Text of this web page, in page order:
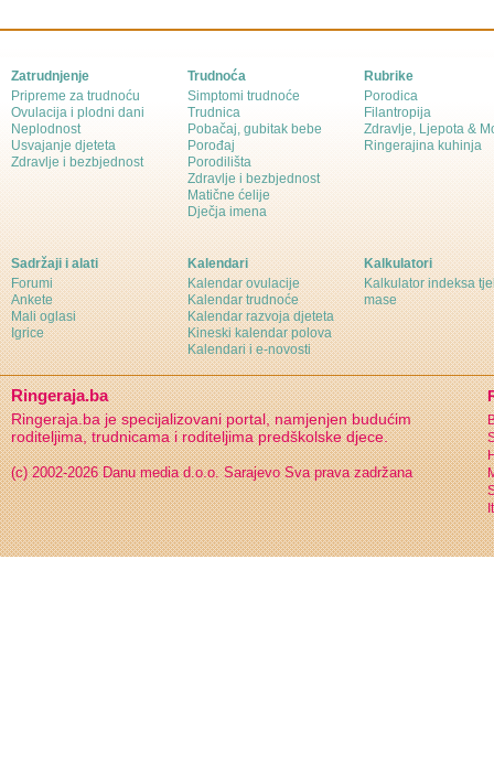
Zatrudnjenje
Pripreme za trudnoću
Ovulacija i plodni dani
Neplodnost
Usvajanje djeteta
Zdravlje i bezbjednost
Trudnoća
Simptomi trudnoće
Trudnica
Pobačaj, gubitak bebe
Porođaj
Porodilišta
Zdravlje i bezbjednost
Matične ćelije
Dječja imena
Rubrike
Porodica
Filantropija
Zdravlje, Ljepota &
Ringerajina kuhinja
Sadržaji i alati
Forumi
Ankete
Mali oglasi
Igrice
Kalendari
Kalendar ovulacije
Kalendar trudnoće
Kalendar razvoja djeteta
Kineski kalendar polova
Kalendari i e-novosti
Kalkulatori
Kalkulator indeksa
mase
Ringeraja.ba
Ringeraja.ba je specijalizovani portal, namjenjen budućim
roditeljima, trudnicama i roditeljima predškolske djece.
(c) 2002-2026 Danu media d.o.o. Sarajevo Sva prava zadržana